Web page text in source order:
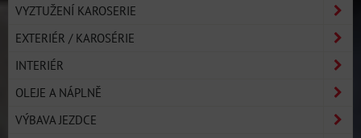
VYZTUŽENÍ KAROSERIE
EXTERIÉR / KAROSÉRIE
INTERIÉR
OLEJE A NÁPLNĚ
VÝBAVA JEZDCE